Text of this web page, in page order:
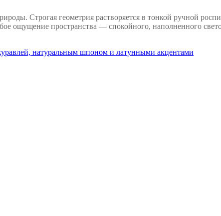
Строгая геометрия растворяется в тонкой ручной
ощущение пространства — спокойного, наполненного